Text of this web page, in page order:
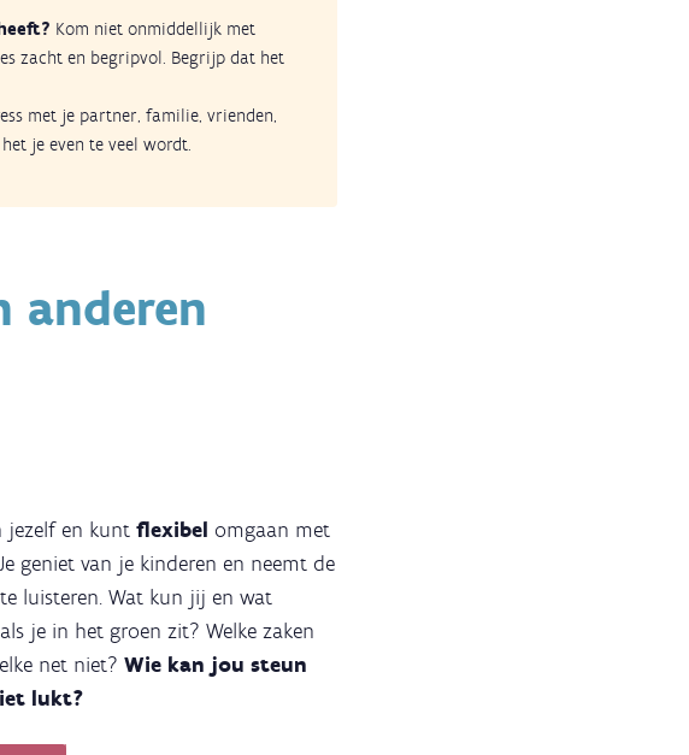
Kom niet onmiddellijk met
zacht en begripvol. Begrijp dat het
met je partner, familie, vrienden,
je even te veel wordt.
anderen
jezelf en kunt flexibel omgaan met
geniet van je kinderen en neemt de
luisteren. Wat kun jij en wat
je in het groen zit? Welke zaken
net niet? Wie kan jou steun
lukt?